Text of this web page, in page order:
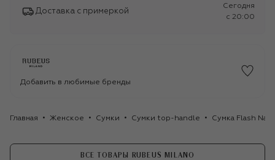
Доставка с примеркой
Сегодня
c 20:00
Добавить в любимые бренды
Главная Женское Сумки Сумки top-handle Сумка Flash
ВСЕ ТОВАРЫ RUBEUS MILANO